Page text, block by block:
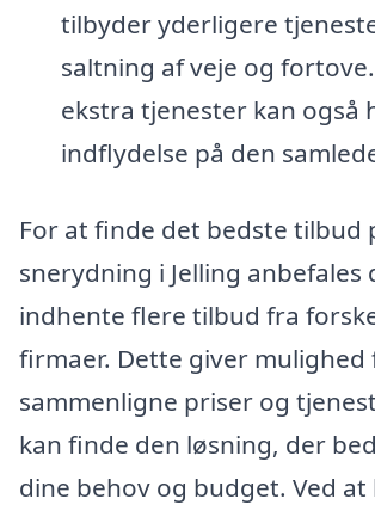
tilbyder yderligere
saltning af veje og
ekstra tjenester kan også
indflydelse på den
For at finde det bedste tilbud
snerydning i Jelling anbefales
indhente flere tilbud fra
firmaer. Dette giver mulighed
sammenligne priser og
kan finde den løsning, der
dine behov og budget. Ved